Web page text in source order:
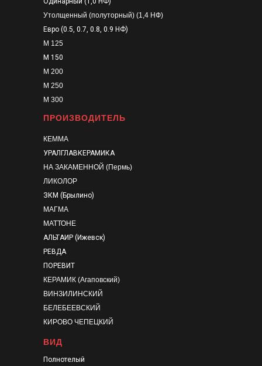
Утолщенный (полуторный) (1,4 НФ)
Евро (0.5, 0.7, 0.8, 0.9 НФ)
М 125
М 150
М 200
М 250
М 300
ПРОИЗВОДИТЕЛЬ
КЕММА
УРАЛГЛАВКЕРАМИКА
НА ЗАКАМЕННОЙ (Пермь)
ЛИКОЛОР
ЗКМ (Брылино)
МАГМА
МАТТОНЕ
АЛЬТАИР (Ижевск)
РЕВДА
ПОРЕВИТ
КЕРАМИК (Агаповский)
ВИНЗИЛИНСКИЙ
БЕЛЕБЕЕВСКИЙ
КИРОВО ЧЕПЕЦКИЙ
ВИД
Полнотелый